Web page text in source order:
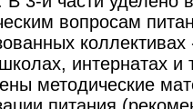
вопросам
коллективах
интернатах и
методические